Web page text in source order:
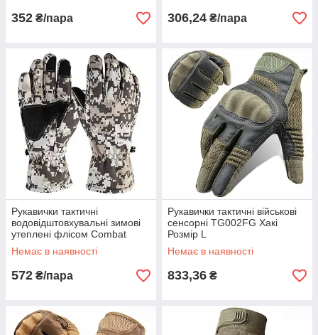
352 ₴/пара 306,24 ₴/пара
Рукавички тактичні
водовідштовхувальні зимові
утеплені флісом Combat
Camo Піксель L
Немає в наявності
572 ₴/пара
Рукавички тактичні військові
сенсорні TG002FG Хакі
Розмір L
Немає в наявності
833,36 ₴